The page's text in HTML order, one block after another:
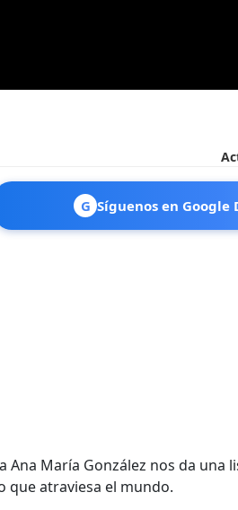
G Síguenos en Google
María González nos da una
que atraviesa el mundo.